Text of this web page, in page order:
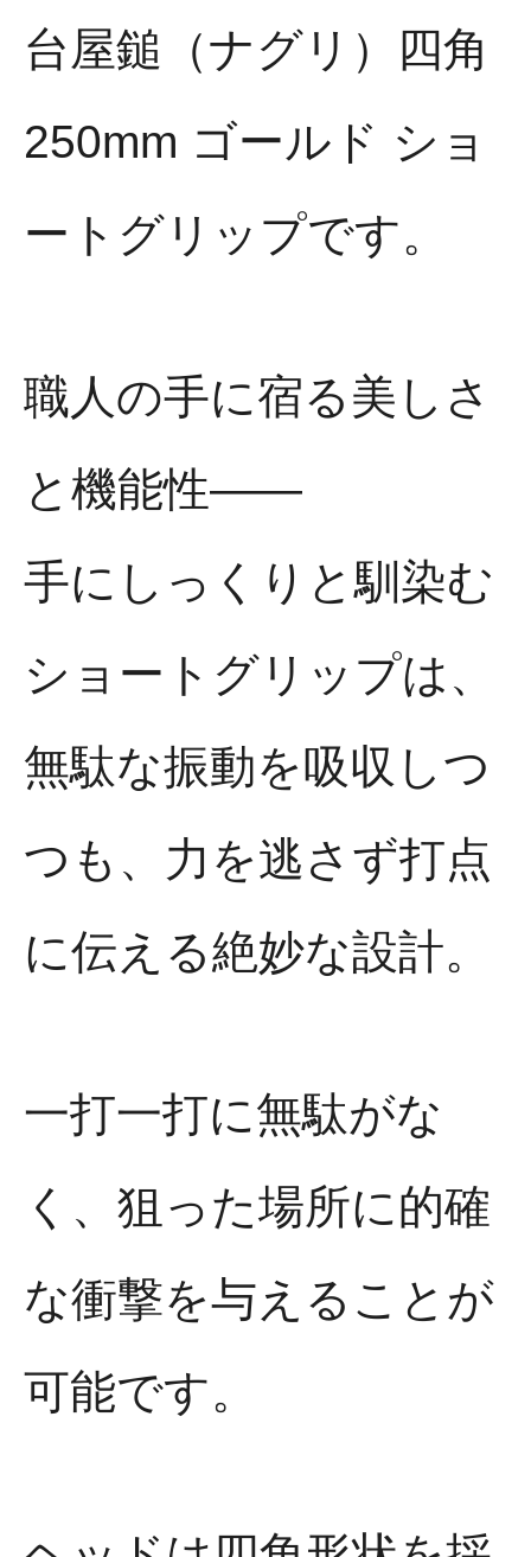
台屋鎚（ナグリ）四角
250mm ゴールド ショ
ートグリップです。
職人の手に宿る美しさ
と機能性——
手にしっくりと馴染む
ショートグリップは、
無駄な振動を吸収しつ
つも、力を逃さず打点
に伝える絶妙な設計。
一打一打に無駄がな
く、狙った場所に的確
な衝撃を与えることが
可能です。